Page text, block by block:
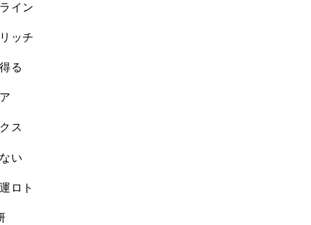
イン
ッチ
る
ス
い
ロト